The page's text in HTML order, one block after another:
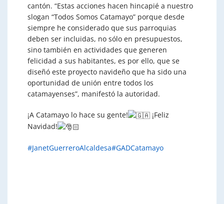
cantón. “Estas acciones hacen hincapié a nuestro
slogan “Todos Somos Catamayo” porque desde
siempre he considerado que sus parroquias
deben ser incluidas, no sólo en presupuestos,
sino también en actividades que generen
felicidad a sus habitantes, es por ello, que se
diseñó este proyecto navideño que ha sido una
oportunidad de unión entre todos los
catamayenses”, manifestó la autoridad.
¡A Catamayo lo hace su gente!
¡Feliz
Navidad!
#JanetGuerreroAlcaldesa#GADCatamayo